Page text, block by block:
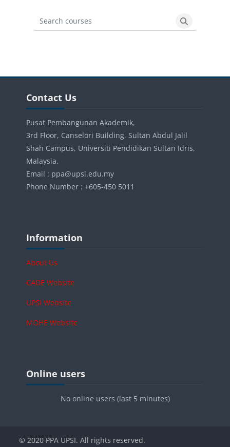
Search courses
Search
Blocks
Contact Us
Pusat Pembangunan Akademik,
3rd Floor, Canselori Building, Sultan Abdul Jalil
Shah Campus, Universiti Pendidikan Sultan Idris,
Malaysia.
Email : ppa@upsi.edu.my
Phone Number : +605-450 5011
Blocks
Information
About Us
CADE Website
UPSI Website
MOHE Website
Blocks
Online users
No online users (last 5 minutes)
© 2020 PPA UPSI. All rights reserved.